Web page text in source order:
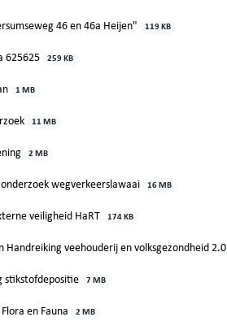
46 en 46a Heijen"
119 KB
625625 259 KB
1 MB
11 MB
2 MB
wegverkeerslawaai 16 MB
veiligheid HaRT 174 KB
Handreiking veehouderij en volksgezondheid 2.0
stikstofdepositie 7 MB
en Fauna 2 MB